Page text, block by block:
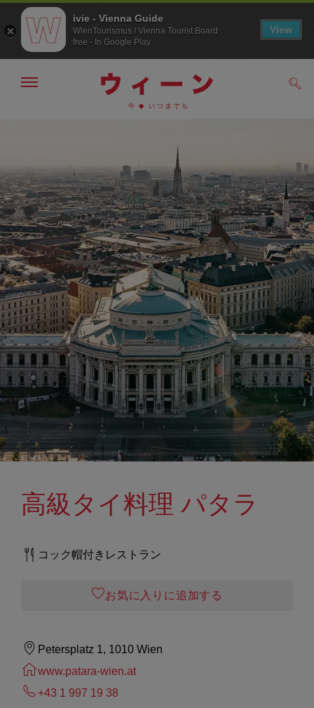
へ
ジ
の
ト
ッ
プ
へ
メ
非
表
示
高級タイ料理 パタラ
コック帽付きレストラン
お気に入りに追加する
Petersplatz 1, 1010 Wien
www.patara-wien.at
+43 1 997 19 38
ivie - Vienna Guide
WienTourismus / Vienna Tourist Board
free - In Google Play
View